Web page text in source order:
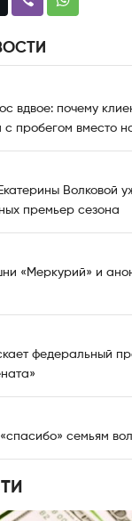
вдвое: почему
пробегом вместо
Волковой
премьер сезона
«Меркурий» и
федеральный
семьям